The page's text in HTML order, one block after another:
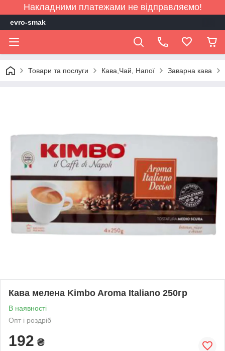
Накладними платежами не відправляємо!
evro-smak
Товари та послуги Кава,Чай, Напої Заварна кава
Кава мелена Kimbo Aroma Italiano 250гр
В наявності
Опт і роздріб
192 ₴